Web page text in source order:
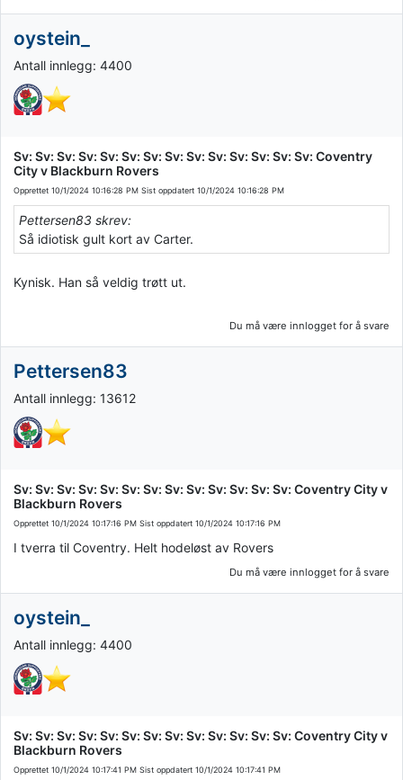
oystein_
Antall innlegg: 4400
Sv: Sv: Sv: Sv: Sv: Sv: Sv: Sv: Sv: Sv: Sv: Sv: Sv: Sv: Coventry
City v Blackburn Rovers
Opprettet 10/1/2024 10:16:28 PM Sist oppdatert 10/1/2024 10:16:28 PM
Pettersen83 skrev:
Så idiotisk gult kort av Carter.
Kynisk. Han så veldig trøtt ut.
Du må være innlogget for å svare
Pettersen83
Antall innlegg: 13612
Sv: Sv: Sv: Sv: Sv: Sv: Sv: Sv: Sv: Sv: Sv: Sv: Sv: Coventry City v
Blackburn Rovers
Opprettet 10/1/2024 10:17:16 PM Sist oppdatert 10/1/2024 10:17:16 PM
I tverra til Coventry. Helt hodeløst av Rovers
Du må være innlogget for å svare
oystein_
Antall innlegg: 4400
Sv: Sv: Sv: Sv: Sv: Sv: Sv: Sv: Sv: Sv: Sv: Sv: Sv: Coventry City v
Blackburn Rovers
Opprettet 10/1/2024 10:17:41 PM Sist oppdatert 10/1/2024 10:17:41 PM